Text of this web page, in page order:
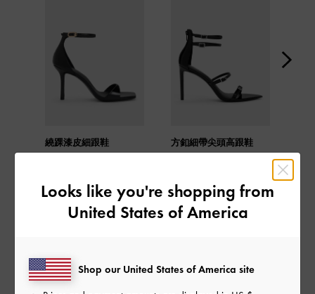
繞踝漆皮細跟鞋 方釦細帶尖頭高跟鞋
Looks like you're shopping from
United States of America
Shop our United States of America site